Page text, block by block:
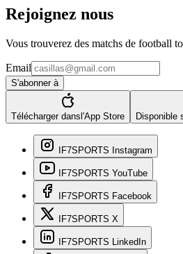
Rejoignez nous
Vous trouverez des matchs de football
Email
S'abonner à
Télécharger dansl'App Store Disponible
IF7SPORTS Instagram
IF7SPORTS YouTube
IF7SPORTS Facebook
IF7SPORTS X
IF7SPORTS LinkedIn